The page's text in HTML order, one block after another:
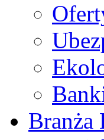
Branża